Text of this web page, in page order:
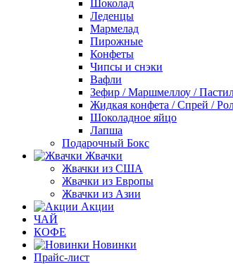
Шоколад
Леденцы
Мармелад
Пирожные
Конфеты
Чипсы и снэки
Вафли
Зефир / Маршмеллоу /
Жидкая конфета / Спрей /
Шоколадное яйцо
Лапша
Подарочный Бокс
Жвачки
Жвачки из США
Жвачки из Европы
Жвачки из Азии
Акции
ЧАЙ
КОФЕ
Новинки
Прайс-лист